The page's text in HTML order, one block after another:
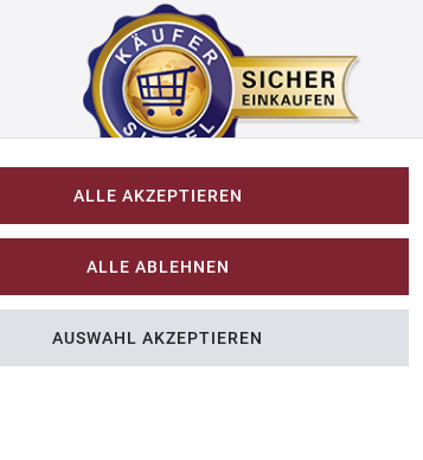
Impressum
Im-Shop-kaufen.de
ALLE AKZEPTIEREN
ALLE ABLEHNEN
AUSWAHL AKZEPTIEREN